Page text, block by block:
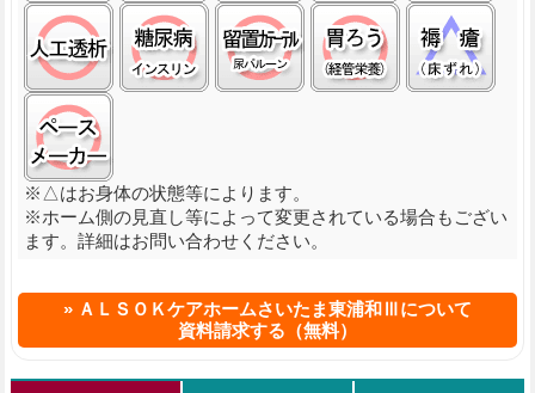
人工透析:○ 糖尿病(インスリン):○留置カテーテル(尿バルーン
経管栄養(胃ろ
褥
ペースメーカ:○
※△はお身体の状態等によります。
※ホーム側の見直し等によって変更されている場合もござい
ます。詳細はお問い合わせください。
ＡＬＳＯＫケアホームさいたま東浦和Ⅲについて
資料請求する（無料）